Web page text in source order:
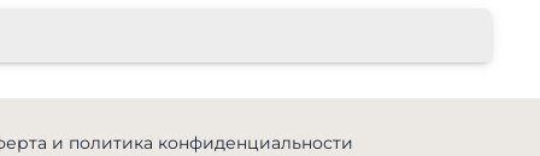
и политика конфиденциальности